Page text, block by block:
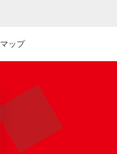
ップ